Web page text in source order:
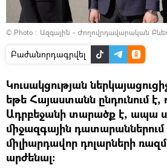
© Photo : Ազգային - Ժողովրդավարական
Բաժանորդագրվել
Կուսակցության
եթե Հայաստանն ընդունում
Ադրբեջանի տարածք է, ապա
միջազգային
միլիարդավոր դոլարների
արժենալ։